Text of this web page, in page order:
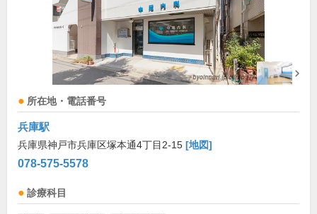
所在地・電話番号
兵庫駅
兵庫県神戸市兵庫区塚本通4丁目2-15 [地図]
078-575-5578
診療科目